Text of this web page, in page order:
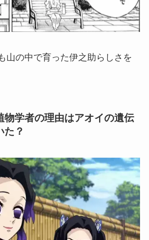
山の中で育った伊之助らしさを
物学者の理由はアオイの遺伝
た？